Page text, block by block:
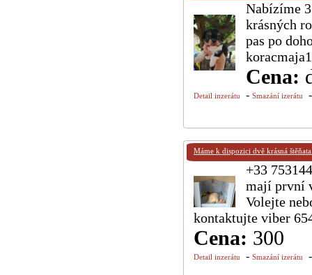
Nabízíme
krásných
pas po
Cena:
Detail inzerátu - Smazání izerátu
Máme k dispozici dvě krásná
+33
mají první
Volejte
kontaktujte viber
Cena: 300
Detail inzerátu - Smazání izerátu